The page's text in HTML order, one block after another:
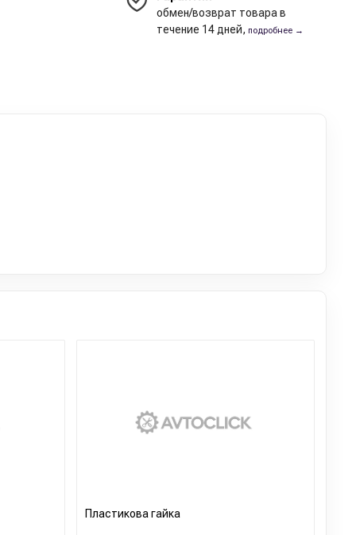
обмен/возврат товара в
течение 14 дней, подробнее →
Пластикова гайка